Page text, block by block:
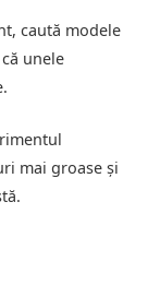
caută modele
unele
mai groase și